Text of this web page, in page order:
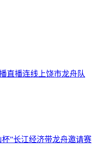
直播连线上饶市龙舟队
”长江经济带龙舟邀请赛